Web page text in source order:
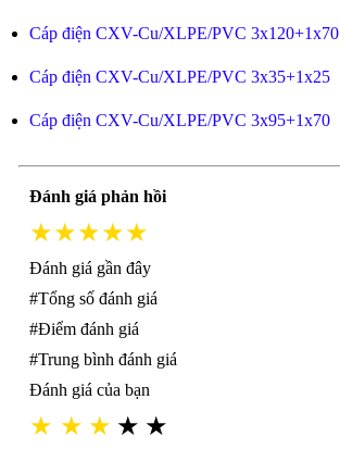
Cáp điện CXV-Cu/XLPE/PVC 3x120+1x70
Cáp điện CXV-Cu/XLPE/PVC 3x35+1x25
Cáp điện CXV-Cu/XLPE/PVC 3x95+1x70
Đánh giá phản hồi
★★★★★
Đánh giá gần đây
#Tổng số đánh giá
#Điểm đánh giá
#Trung bình đánh giá
Đánh giá của bạn
★ ★ ★ ★ ★